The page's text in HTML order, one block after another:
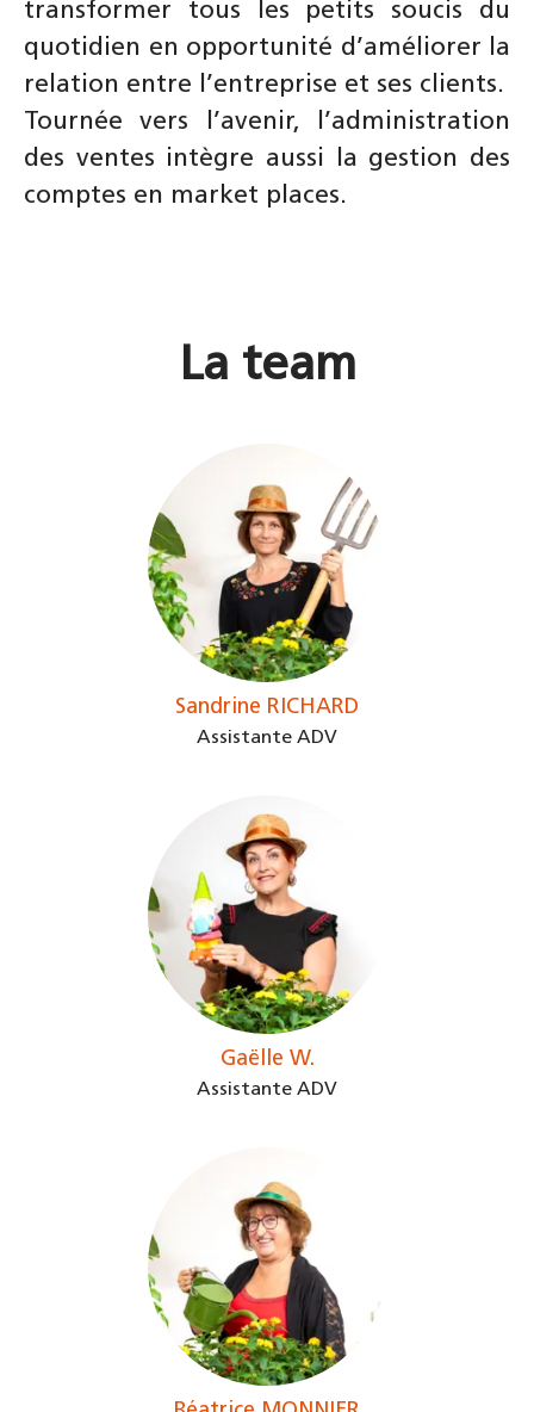
transformer tous les petits soucis du
quotidien en opportunité d’améliorer la
relation entre l’entreprise et ses clients.
Tournée vers l’avenir, l’administration
des ventes intègre aussi la gestion des
comptes en market places.
La team
Sandrine RICHARD
Assistante ADV
Gaëlle W.
Assistante ADV